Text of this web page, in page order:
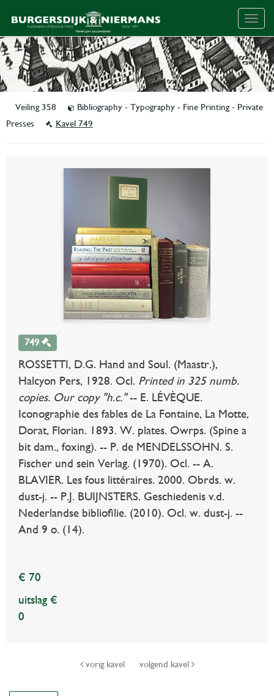
Veiling 358
Bibliography - Typography - Fine Printing - Private
Presses
Kavel 749
749
ROSSETTI, D.G. Hand and Soul. (Maastr.),
Halcyon Pers, 1928. Ocl. Printed in 325 numb.
copies. Our copy "h.c."-- E. LÉVÈQUE.
Iconographie des fables de La Fontaine, La Motte,
Dorat, Florian. 1893. W. plates. Owrps. (Spine a
bit dam., foxing). -- P. de MENDELSSOHN. S.
Fischer und sein Verlag. (1970). Ocl. -- A.
BLAVIER. Les fous littéraires. 2000. Obrds. w.
dust-j. -- P.J. BUIJNSTERS. Geschiedenis v.d.
Nederlandse bibliofilie. (2010). Ocl. w. dust-j. --
And 9 o. (14).
€ 70
uitslag €
0
vorig kavel volgend kavel